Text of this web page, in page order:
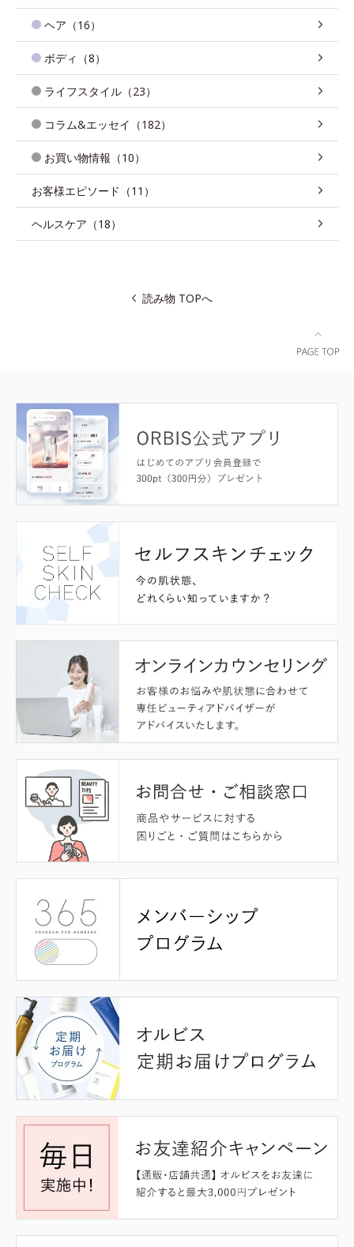
ヘア（16）
ボディ（8）
ライフスタイル（23）
コラム&エッセイ（182）
お買い物情報（10）
お客様エピソード（11）
ヘルスケア（18）
読み物 TOPへ